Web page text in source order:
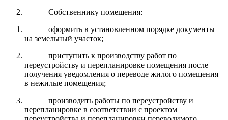
Собственнику помещения:
оформить в установленном порядке документы
на земельный участок;
приступить к производству работ по
переустройству и перепланировке помещения после
получения уведомления о переводе жилого помещения
в нежилые помещения;
производить работы по переустройству и
перепланировке в соответствии с проектом